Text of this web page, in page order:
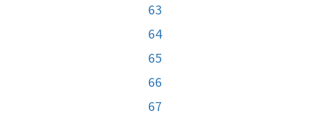
63
64
65
66
67